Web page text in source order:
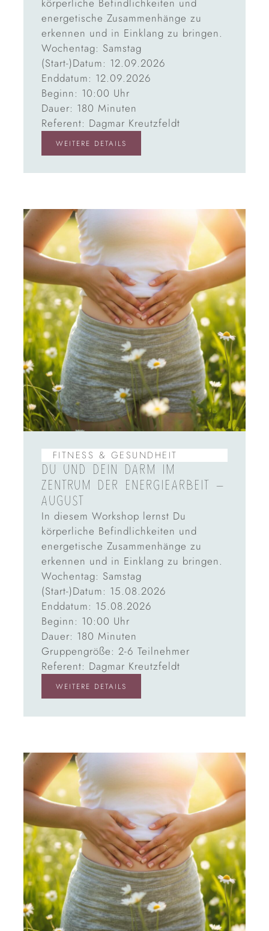
körperliche Befindlichkeiten und
energetische Zusammenhänge zu
erkennen und in Einklang zu bringen.
Wochentag: Samstag
(Start-)Datum: 12.09.2026
Enddatum: 12.09.2026
Beginn: 10:00 Uhr
Dauer: 180 Minuten
Referent: Dagmar Kreutzfeldt
WEITERE DETAILS
FITNESS & GESUNDHEIT
DU UND DEIN DARM IM
ZENTRUM DER ENERGIEARBEIT –
AUGUST
In diesem Workshop lernst Du
körperliche Befindlichkeiten und
energetische Zusammenhänge zu
erkennen und in Einklang zu bringen.
Wochentag: Samstag
(Start-)Datum: 15.08.2026
Enddatum: 15.08.2026
Beginn: 10:00 Uhr
Dauer: 180 Minuten
Gruppengröße: 2-6 Teilnehmer
Referent: Dagmar Kreutzfeldt
WEITERE DETAILS